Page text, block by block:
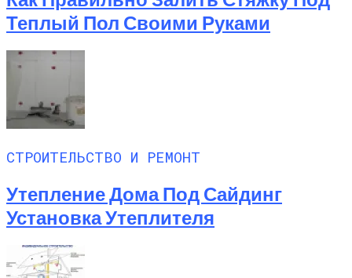
Теплый Пол Своими Руками
СТРОИТЕЛЬСТВО И РЕМОНТ
Утепление Дома Под Сайдинг
Установка Утеплителя